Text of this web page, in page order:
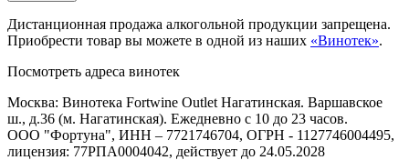
Дистанционная продажа алкогольной продукции запрещена.
Приобрести товар вы можете в одной из наших «Винотек».
Посмотреть адреса винотек
Москва: Винотека Fortwine Outlet Нагатинская. Варшавское
ш., д.36 (м. Нагатинская). Ежедневно с 10 до 23 часов.
ООО "Фортуна", ИНН – 7721746704, ОГРН - 1127746004495,
лицензия: 77РПА0004042, действует до 24.05.2028